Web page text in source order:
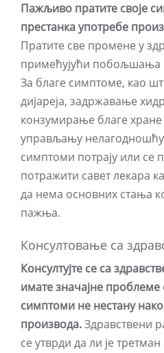
Пажљиво пратите своје
престанка употребе
Пратите све промене у
примећујући побољшања
За благе симптоме, као
дијареја, задржавање
конзумирање благе
управљању
симптоми потрају или се
потражити савет лекара
да нема основних стања
пажња.
Консултовање са
Консултујте се са
имате значајне
симптоми не нестану
производа.Здравствени
се утврди да ли је